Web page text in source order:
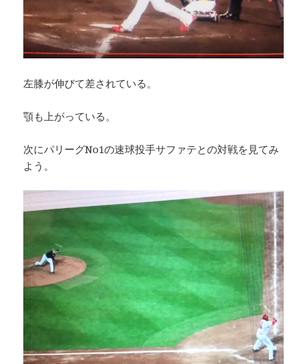
左膝が伸びて差されている。
顎も上がっている。
次にパリーグNo1の速球投手サファテとの対戦を見てみ
よう。